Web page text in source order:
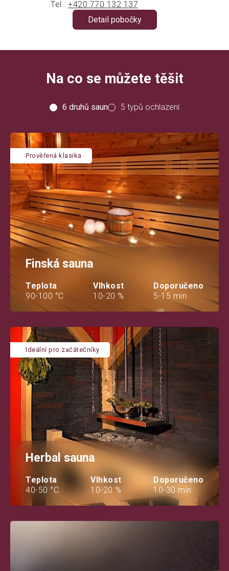
Tel.: +420 770 132 137
Detail pobočky
Na co se můžete těšit
6 druhů saun 5 typů ochlazení
Prověřená klasika
Finská sauna
Teplota
90-100 °C
Vlhkost
10-20 %
Doporučeno
5-15 min
Ideální pro začátečníky
Herbal sauna
Teplota
40-50 °C
Vlhkost
10-20 %
Doporučeno
10-30 min